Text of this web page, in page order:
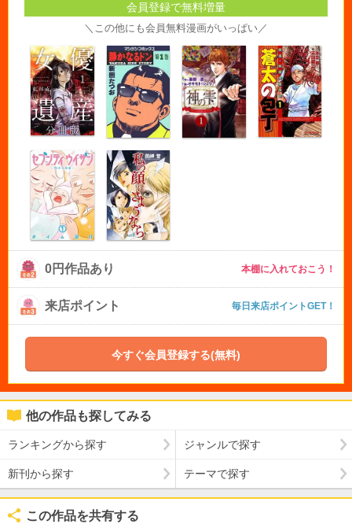
会員登録で無料増量
＼この他にも会員無料漫画がいっぱい／
0円作品あり 本棚に入れておこう！
来店ポイント 毎日来店ポイントGET！
今すぐ会員登録する(無料)
他の作品も探してみる
ランキングから探す ジャンルで探す
新刊から探す テーマで探す
この作品を共有する